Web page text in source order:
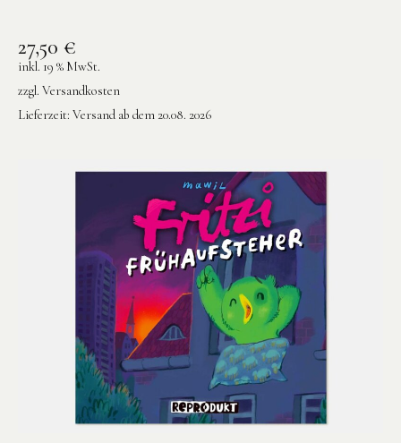
27,50 €
inkl. 19 % MwSt.
zzgl. Versandkosten
Lieferzeit: Versand ab dem 20.08. 2026